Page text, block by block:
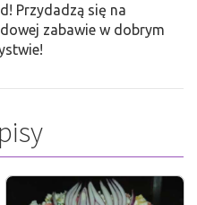
Przydadzą się na
zabawie w dobrym